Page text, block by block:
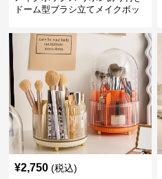
ドーム型ブラシ立てメイクボッ
¥2,750 (税込)